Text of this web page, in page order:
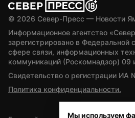
© 2026 Север-Пресс — Новости
Информационное агентство
зарегистрировано в Федеральной
сфере связи, информационных
коммуникаций (Роскомнадзор) 09
Свидетельство о регистрации
Политика конфиденциальности.
Мы используем